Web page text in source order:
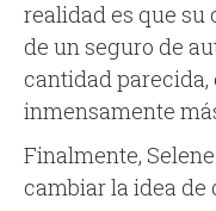
realidad es que su
de un seguro de
cantidad parecida,
inmensamente
Finalmente,
cambiar la idea de